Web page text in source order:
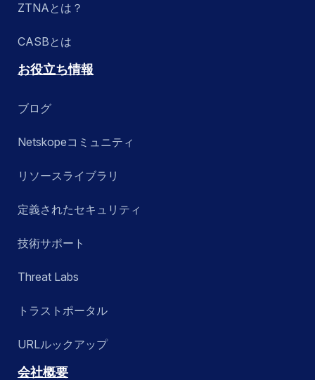
ZTNAとは？
CASBとは
お役立ち情報
ブログ
Netskopeコミュニティ
リソースライブラリ
定義されたセキュリティ
技術サポート
Threat Labs
トラストポータル
URLルックアップ
会社概要